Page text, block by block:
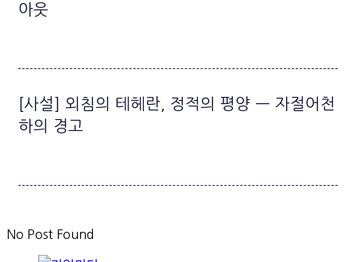
아웃
[사설] 외침의 테헤란, 정적의 평양 — 자절어천
하의 경고
No Post Found